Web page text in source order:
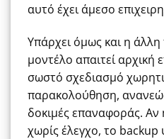
αυτό έχει άμεσο
Υπάρχει όμως και η
μοντέλο απαιτεί αρχική
σωστό σχεδιασμό
παρακολούθηση,
δοκιμές επαναφοράς. Αν
χωρίς έλεγχο, το